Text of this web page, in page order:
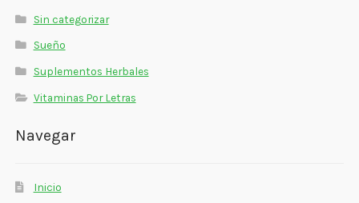
Sin categorizar
Sueño
Suplementos Herbales
Vitaminas Por Letras
Navegar
Inicio